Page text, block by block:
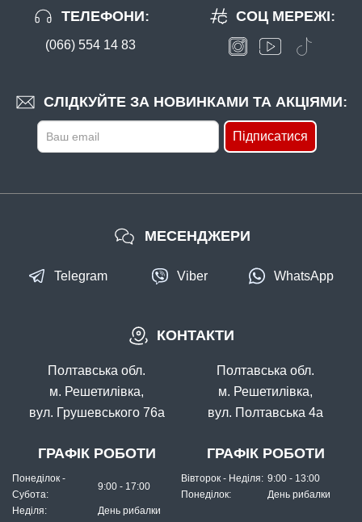
ТЕЛЕФОНИ:
(066) 554 14 83
СЛІДКУЙТЕ ЗА НОВИНКАМИ ТА АКЦІЯМИ:
Підписатися
СОЦ МЕРЕЖІ:
КОНТАКТИ
Полтавська обл.
м. Решетилівка,
вул. Грушевського 76а
ГРАФІК РОБОТИ
Понеділок -
Субота:
9:00 - 17:00
Неділя: День рибалки
Полтавська обл.
м. Решетилівка,
вул. Полтавська 4а
ГРАФІК РОБОТИ
Вівторок - Неділя: 9:00 - 13:00
Понеділок:
День рибалки
МЕСЕНДЖЕРИ
Telegram Viber WhatsApp